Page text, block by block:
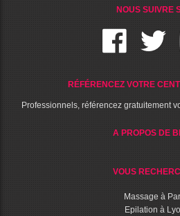
NOUS SUIVRE
RÉFÉRENCEZ VOTRE
Professionnels, référencez gratuitement
A PROPOS DE
VOUS
Massage à
Epilation à